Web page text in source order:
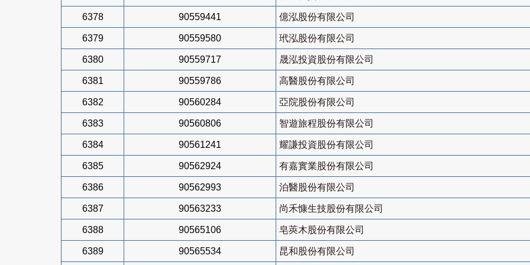
6378 90559441 億泓股份有限公司
6379 90559580 玳泓股份有限公司
6380 90559717 晟泓投資股份有限公司
6381 90559786 高醫股份有限公司
6382 90560284 亞院股份有限公司
6383 90560806 智遊旅程股份有限公司
6384 90561241 耀謙投資股份有限公司
6385 90562924 有嘉實業股份有限公司
6386 90562993 泊醫股份有限公司
6387 90563233 尚禾慷生技股份有限公司
6388 90565106 皂莢木股份有限公司
6389 90565534 昆和股份有限公司